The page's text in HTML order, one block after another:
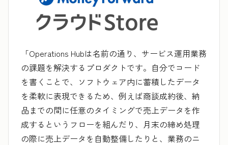
「Operations Hubは名前の通り、サービス運用業務
の課題を解決するプロダクトです。自分でコード
を書くことで、ソフトウェア内に蓄積したデータ
を柔軟に表現できるため、例えば商談成約後、納
品までの間に任意のタイミングで売上データを作
成するというフローを組んだり、月末の締め処理
の際に売上データを自動整備したりと、業務のニ